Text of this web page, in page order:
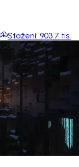
Stažení: 903.7 tis.